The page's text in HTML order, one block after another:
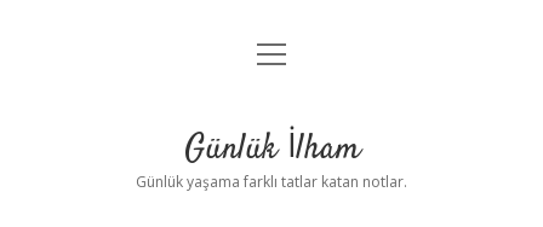
Anasayfa
Yasal Uyarı
menüyü
Günlük İlham
Günlük yaşama farklı tatlar katan notlar.